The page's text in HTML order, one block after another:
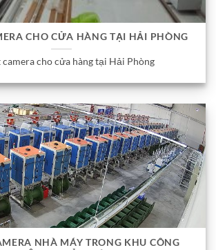
CHO CỬA HÀNG TẠI HẢI PHÒNG
camera cho cửa hàng tại Hải Phòng
NHÀ MÁY TRONG KHU CÔNG